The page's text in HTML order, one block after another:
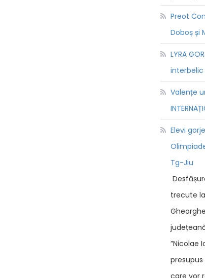
Preot
Doboș și
LYRA
interbelic
Valențe
Elevi
Tg-Jiu
trecute
”Nicolae
care vor